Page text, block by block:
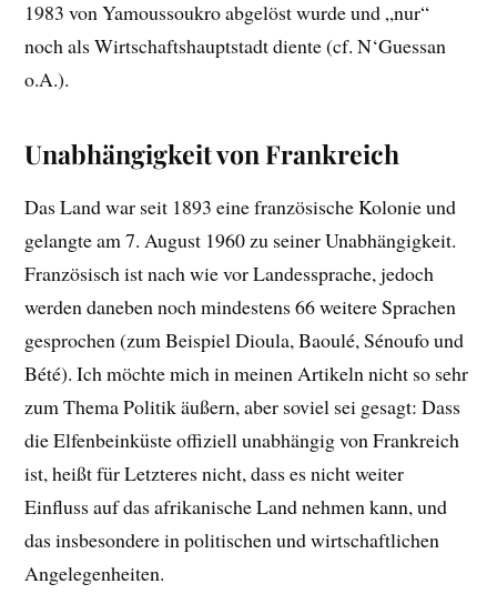
1983 von Yamoussoukro abgelöst wurde und „nur“
noch als Wirtschaftshauptstadt diente (cf. N‘Guessan
o.A.).
Unabhängigkeit von Frankreich
Das Land war seit 1893 eine französische Kolonie und
gelangte am 7. August 1960 zu seiner Unabhängigkeit.
Französisch ist nach wie vor Landessprache, jedoch
werden daneben noch mindestens 66 weitere Sprachen
gesprochen (zum Beispiel Dioula, Baoulé, Sénoufo und
Bété). Ich möchte mich in meinen Artikeln nicht so sehr
zum Thema Politik äußern, aber soviel sei gesagt: Dass
die Elfenbeinküste offiziell unabhängig von Frankreich
ist, heißt für Letzteres nicht, dass es nicht weiter
Einfluss auf das afrikanische Land nehmen kann, und
das insbesondere in politischen und wirtschaftlichen
Angelegenheiten.